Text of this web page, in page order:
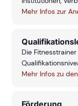
Mehr Infos zur
Die
Mehr Infos zu